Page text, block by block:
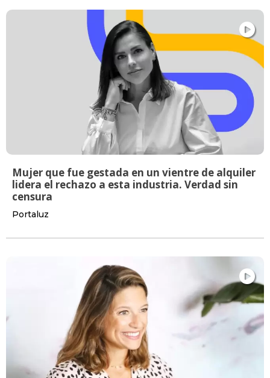
Mujer que fue gestada en un vientre de alquiler
lidera el rechazo a esta industria. Verdad sin
censura
Portaluz